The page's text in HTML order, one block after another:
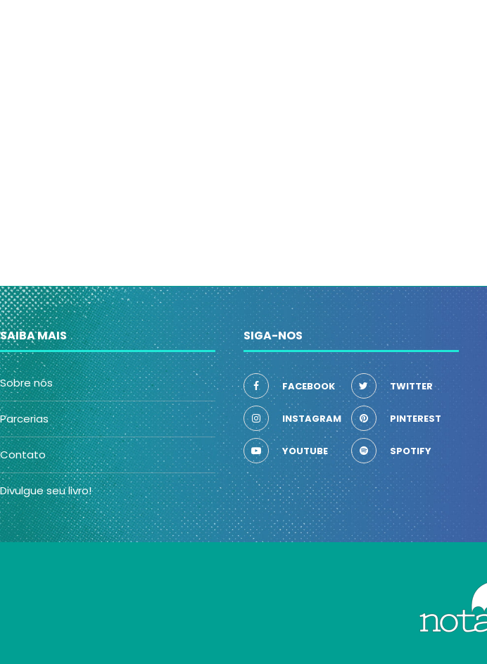
SAIBA MAIS
Sobre nós
Parcerias
Contato
Divulgue seu livro!
SIGA-NOS
FACEBOOK TWITTER
INSTAGRAM PINTEREST
YOUTUBE SPOTIFY